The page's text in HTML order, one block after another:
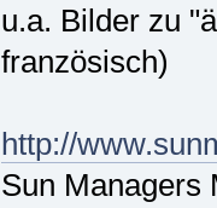
u.a. Bilder zu
französisch)
http://
Sun Managers